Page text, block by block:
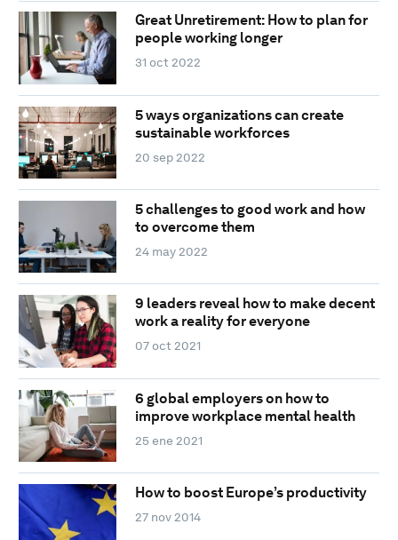
Great Unretirement: How to plan for
people working longer
31 oct 2022
5 ways organizations can create
sustainable workforces
20 sep 2022
5 challenges to good work and how
to overcome them
24 may 2022
9 leaders reveal how to make decent
work a reality for everyone
07 oct 2021
6 global employers on how to
improve workplace mental health
25 ene 2021
How to boost Europe’s productivity
27 nov 2014